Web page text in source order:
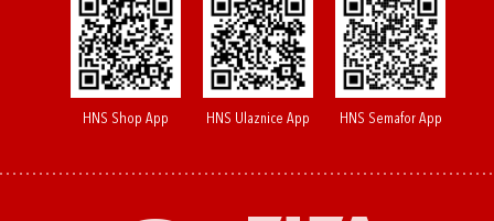
HNS Shop App HNS Ulaznice App HNS Semafor App